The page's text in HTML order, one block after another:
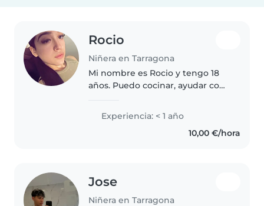
Rocio
Niñera en Tarragona
Mi nombre es Rocio y tengo 18
años. Puedo cocinar, ayudar con
sencillas. Si estás buscando
niñera y te gustaría saber más
sobre mi, ponte en contacto..
Experiencia: < 1 año
10,00 €/hora
Jose
Niñera en Tarragona